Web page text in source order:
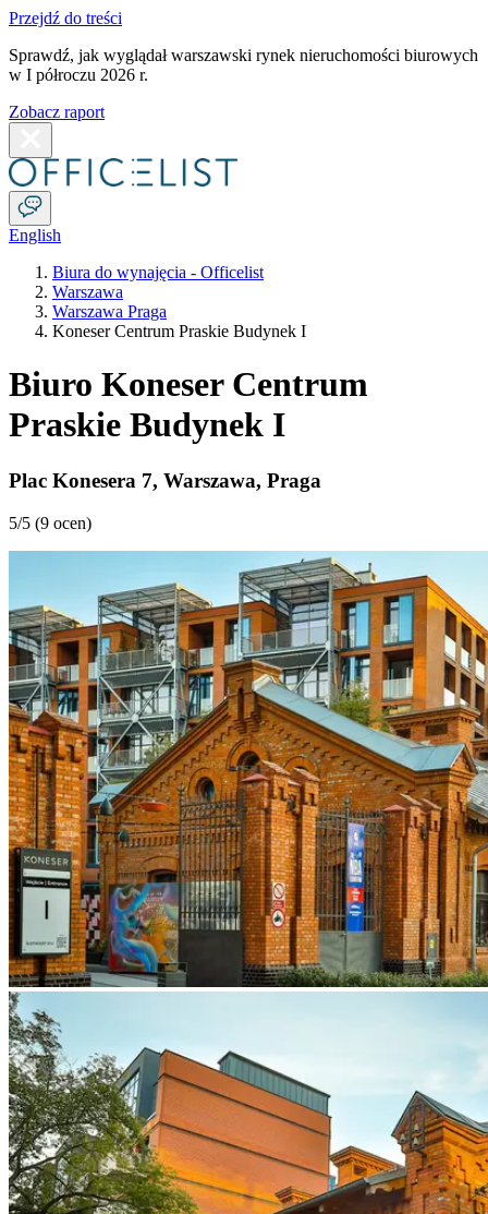
Przejdź do treści
Sprawdź, jak wyglądał warszawski rynek nieruchomości biurowych
w I półroczu 2026 r.
Zobacz raport
English
Biura do wynajęcia - Officelist
Warszawa
Warszawa Praga
Koneser Centrum Praskie Budynek I
Biuro Koneser Centrum
Praskie Budynek I
Plac Konesera 7, Warszawa, Praga
5/5 (9 ocen)